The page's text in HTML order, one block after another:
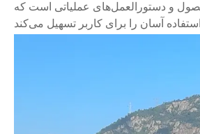
و دستورالعمل‌های عملیاتی است که